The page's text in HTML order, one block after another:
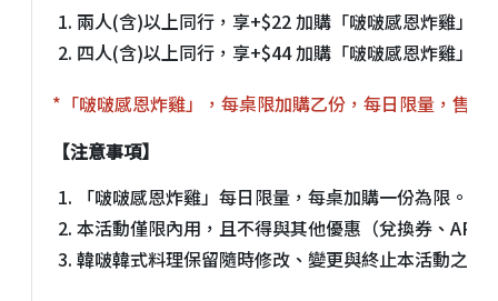
兩人(含)以上同行，享+$22 加購「啵啵感恩炸雞」半
四人(含)以上同行，享+$44 加購「啵啵感恩炸雞」全
*「啵啵感恩炸雞」，每桌限加購乙份，每日限量，售完
【注意事項】
「啵啵感恩炸雞」每日限量，每桌加購一份為限。
本活動僅限內用，且不得與其他優惠（兌換券、
韓啵韓式料理保留隨時修改、變更與終止本活動之權